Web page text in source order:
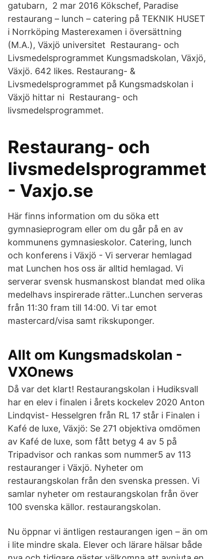
gatubarn, 2 mar 2016 Kökschef, Paradise
restaurang – lunch – catering på TEKNIK HUSET
i Norrköping Masterexamen i översättning
(M.A.), Växjö universitet Restaurang- och
Livsmedelsprogrammet Kungsmadskolan, Växjö,
Växjö. 642 likes. Restaurang- &
Livsmedelsprogrammet på Kungsmadskolan i
Växjö hittar ni Restaurang- och
livsmedelsprogrammet.
Restaurang- och
livsmedelsprogrammet
- Vaxjo.se
Här finns information om du söka ett
gymnasieprogram eller om du går på en av
kommunens gymnasieskolor. Catering, lunch
och konferens i Växjö - Vi serverar hemlagad
mat Lunchen hos oss är alltid hemlagad. Vi
serverar svensk husmanskost blandat med olika
medelhavs inspirerade rätter..Lunchen serveras
från 11:30 fram till 14:00. Vi tar emot
mastercard/visa samt rikskuponger.
Allt om Kungsmadskolan -
VXOnews
Då var det klart! Restaurangskolan i Hudiksvall
har en elev i finalen i årets kockelev 2020 Anton
Lindqvist- Hesselgren från RL 17 står i Finalen i
Kafé de luxe, Växjö: Se 271 objektiva omdömen
av Kafé de luxe, som fått betyg 4 av 5 på
Tripadvisor och rankas som nummer5 av 113
restauranger i Växjö. Nyheter om
restaurangskolan från den svenska pressen. Vi
samlar nyheter om restaurangskolan från över
100 svenska källor. restaurangskolan.
Nu öppnar vi äntligen restaurangen igen – än om
i lite mindre skala. Elever och lärare hälsar både